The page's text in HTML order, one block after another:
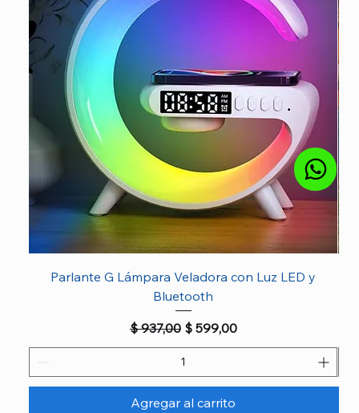
Parlante G Lámpara Veladora con Luz LED y
Bluetooth
Precio
$ 937,00 Precio de oferta
$ 599,00
Agregar al carrito